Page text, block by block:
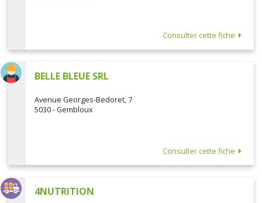
Consulter cette fiche
BELLE BLEUE SRL
Avenue Georges-Bedoret, 7
5030 - Gembloux
Consulter cette fiche
4NUTRITION